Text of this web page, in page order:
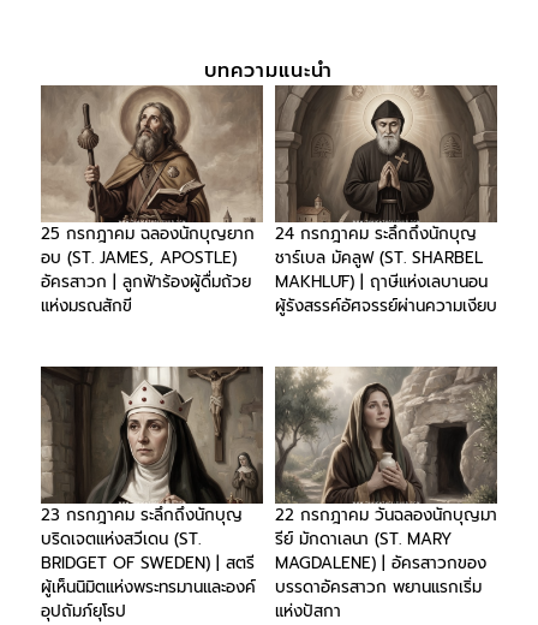
บทความแนะนำ
25 กรกฎาคม ฉลองนักบุญยาก
อบ (ST. JAMES, APOSTLE)
อัครสาวก | ลูกฟ้าร้องผู้ดื่มถ้วย
แห่งมรณสักขี
24 กรกฎาคม ระลึกถึงนักบุญ
ชาร์เบล มัคลูฟ (ST. SHARBEL
MAKHLŪF) | ฤาษีแห่งเลบานอน
ผู้รังสรรค์อัศจรรย์ผ่านความเงียบ
23 กรกฎาคม ระลึกถึงนักบุญ
บริดเจตแห่งสวีเดน (ST.
BRIDGET OF SWEDEN) | สตรี
ผู้เห็นนิมิตแห่งพระทรมานและองค์
อุปถัมภ์ยุโรป
22 กรกฎาคม วันฉลองนักบุญมา
รีย์ มักดาเลนา (ST. MARY
MAGDALENE) | อัครสาวกของ
บรรดาอัครสาวก พยานแรกเริ่ม
แห่งปัสกา